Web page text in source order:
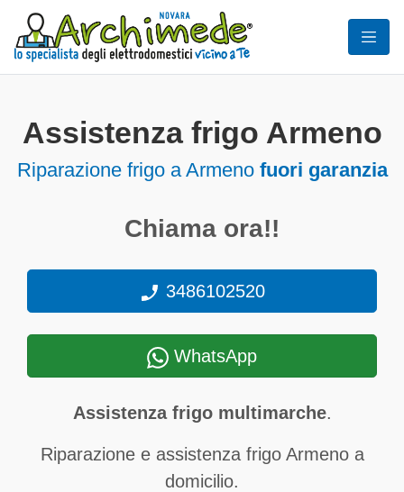
Assistenza frigo Armeno
Riparazione frigo a Armeno fuori garanzia
Chiama ora!!
3486102520
WhatsApp
Assistenza frigo multimarche.
Riparazione e assistenza frigo Armeno a
domicilio.